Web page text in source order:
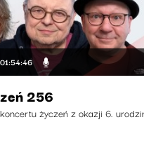
01:54:46
256
życzeń z okazji 6.